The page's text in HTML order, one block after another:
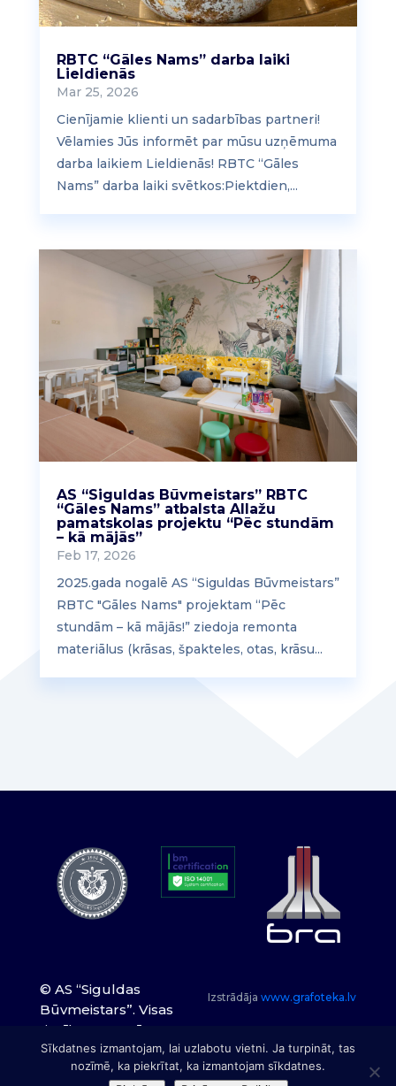
RBTC “Gāles Nams” darba laiki
Lieldienās
Mar 25, 2026
Cienījamie klienti un sadarbības partneri!
Vēlamies Jūs informēt par mūsu uzņēmuma
darba laikiem Lieldienās! RBTC “Gāles
Nams” darba laiki svētkos:Piektdien,...
AS “Siguldas Būvmeistars” RBTC
“Gāles Nams” atbalsta Allažu
pamatskolas projektu “Pēc stundām
– kā mājās”
Feb 17, 2026
2025.gada nogalē AS “Siguldas Būvmeistars”
RBTC "Gāles Nams" projektam “Pēc
stundām – kā mājās!” ziedoja remonta
materiālus (krāsas, špakteles, otas, krāsu...
© AS “Siguldas
Būvmeistars”. Visas
tiesības paturētas.
Izstrādājawww.grafoteka.lv
Sīkdatnes izmantojam, lai uzlabotu vietni. Ja turpināt, tas
nozīmē, ka piekrītat, ka izmantojam sīkdatnes.